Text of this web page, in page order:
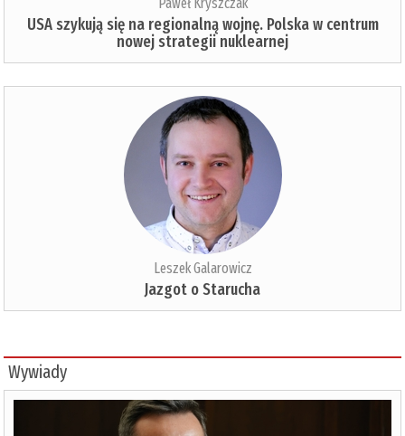
USA szykują się na regionalną wojnę. Polska w centrum
nowej strategii nuklearnej
Leszek Galarowicz
Jazgot o Starucha
Wywiady